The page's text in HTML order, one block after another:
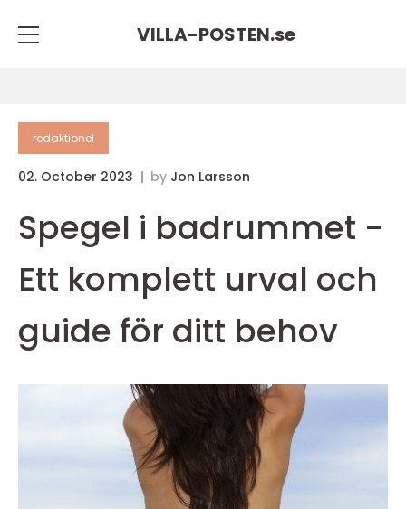
VILLA-POSTEN.se
redaktionel
02. October 2023 by Jon Larsson
Spegel i badrummet -
Ett komplett urval och
guide för ditt behov